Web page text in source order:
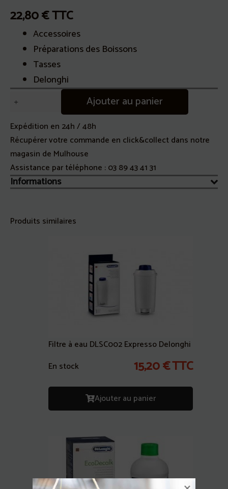
22,80€TTC
Accessoires
Préparations des Boissons
Tasses
Delonghi
quantité
Tasses
double
270
ml
expresso
Ajouter au panier
Expédition en 24h / 48h
Récupérer votre commande en click&collect dans notre
magasin de Mulhouse
Assistance par téléphone :03 89 43 41 31
Informations
Produits similaires
Filtre à eau DLSC002 Expresso Delonghi
En stock
15,20€TTC
Ajouter au panier